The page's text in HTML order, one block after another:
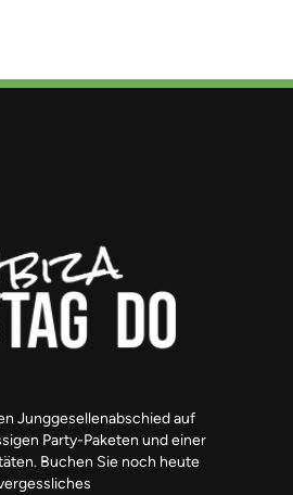
Junggesellenabschied auf
Party-Paketen und einer
Buchen Sie noch heute